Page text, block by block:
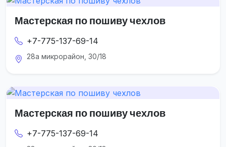
Мастерская по пошиву чехлов
+7-775-137-69-14
28а микрорайон, 30/18
Мастерская по пошиву чехлов
+7-775-137-69-14